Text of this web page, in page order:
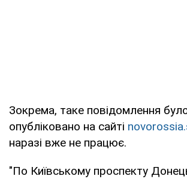
Зокрема, таке повідомлення
опубліковано на сайті
наразі вже не працює.
"По Київському проспекту